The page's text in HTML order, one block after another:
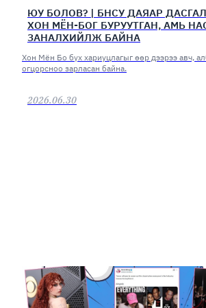
ЮУ БОЛОВ? | БНСУ ДАЯАР
ХОН МЁН-БОГ БУРУУТГАН, АМЬ
ЗАНАЛХИЙЛЖ БАЙНА
Хон Мён Бо бүх хариуцлагыг өөр дээрээ авч,
огцорсноо зарласан байна.
2026.06.30